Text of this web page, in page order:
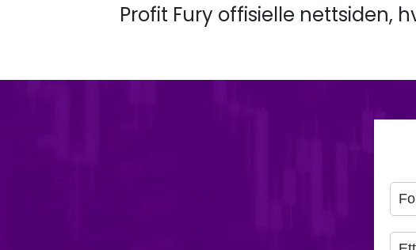
Profit Fury offisielle nettsiden,